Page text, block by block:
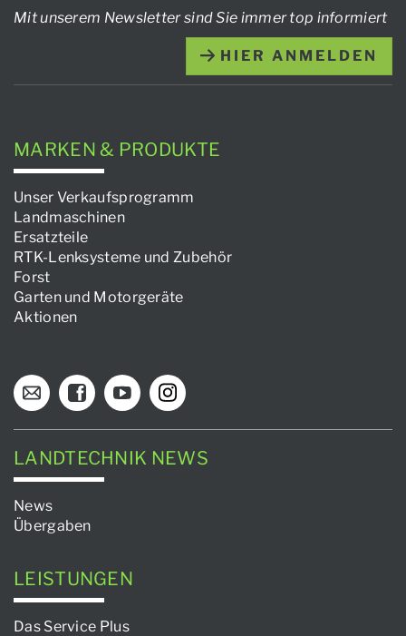
Mit unserem Newsletter sind Sie immer top informiert
HIER ANMELDEN
MARKEN & PRODUKTE
Unser Verkaufsprogramm
Landmaschinen
Ersatzteile
RTK-Lenksysteme und Zubehör
Forst
Garten und Motorgeräte
Aktionen
LANDTECHNIK NEWS
News
Übergaben
LEISTUNGEN
Das Service Plus